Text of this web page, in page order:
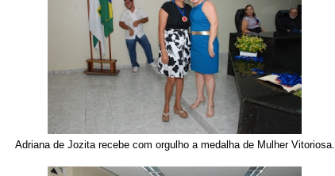
Adriana de Jozita recebe com orgulho a medalha de Mulher Vitoriosa.